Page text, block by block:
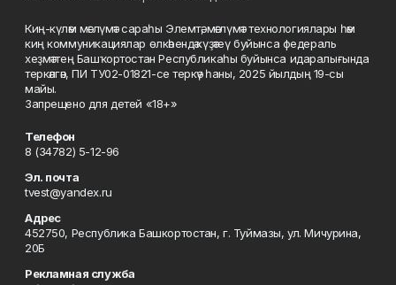
Киң-күләм мәғлүмәт сараһы Элемтә, мәғлүмәт технологиялары һәм
киң коммуникациялар өлкәһендә күҙәтеү буйынса федераль
хеҙмәттең Башҡортостан Республикаһы буйынса идаралығында
теркәлгән, ПИ ТУ02-01821-се теркәү һаны, 2025 йылдың 19-сы
майы.
Запрещено для детей «18+»
Телефон
8 (34782) 5-12-96
Эл. почта
tvest@yandex.ru
Адрес
452750, Республика Башкортостан, г. Туймазы, ул. Мичурина,
20Б
Рекламная служба